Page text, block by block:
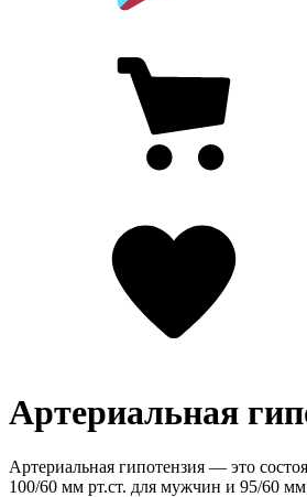
Артериальная
Артериальная гипотензия — это
100/60 мм рт.ст. для мужчин и 95/60